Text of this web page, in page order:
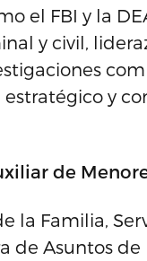
el FBI y la
y civil,
y
de
Familia,
de Asuntos de